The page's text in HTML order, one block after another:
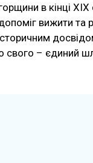
в кінці
вижити та
– єдиний